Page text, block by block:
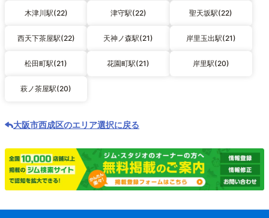
木津川駅(22) 津守駅(22) 聖天坂駅(22)
西天下茶屋駅(22) 天神ノ森駅(21) 岸里玉出駅(21)
松田町駅(21) 花園町駅(21) 岸里駅(20)
萩ノ茶屋駅(20)
大阪市西成区のエリア選択に戻る